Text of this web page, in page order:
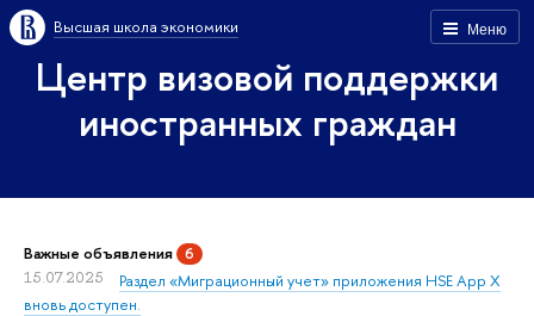
Меню
Высшая школа экономики
Центр визовой поддержки
иностранных граждан
Важные объявления 6
15.07.2025
Раздел «Миграционный учет» приложения HSE App X
вновь доступен.